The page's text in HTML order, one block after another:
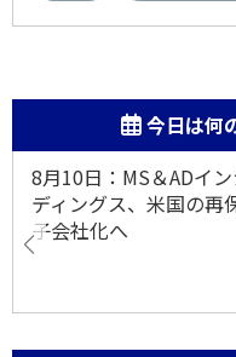
今日は何
8月10日：MS＆ADイ
ディングス、米国の再
子会社化へ